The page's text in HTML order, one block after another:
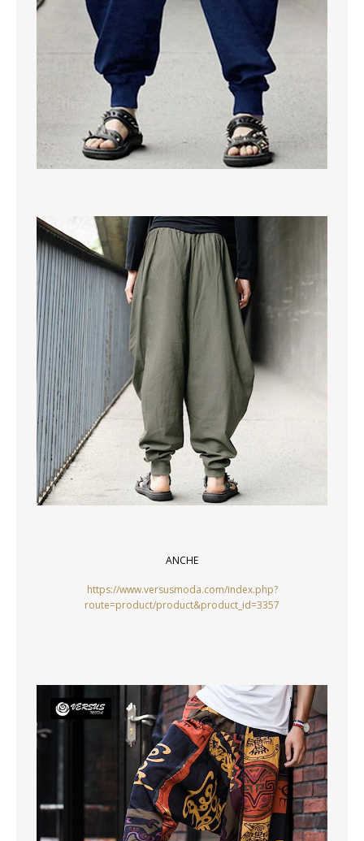
ANCHE
https://www.versusmoda.com/index.php?
route=product/product&product_id=3357